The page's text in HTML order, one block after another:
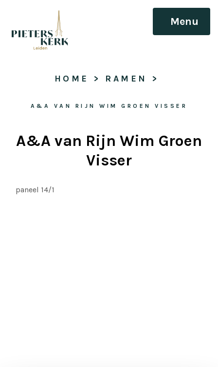
Menu
HOME > RAMEN >
A&A VAN RIJN WIM GROEN VISSER
A&A van Rijn Wim Groen
Visser
paneel 14/1